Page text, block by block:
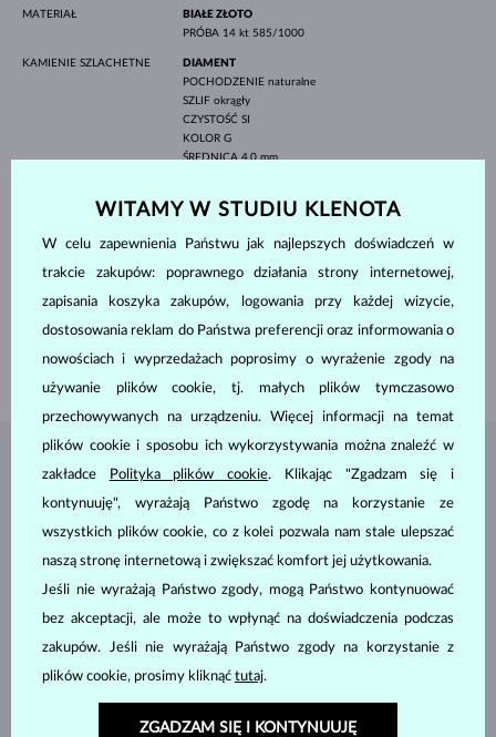
MATERIAŁ
BIAŁE ZŁOTO
PRÓBA 14 kt 585/1000
KAMIENIE SZLACHETNE
DIAMENT
POCHODZENIE naturalne
SZLIF okrągły
CZYSTOŚĆ SI
KOLOR G
ŚREDNICA 4.0 mm
POCHODZENIEnaturalne
CZYSTOŚĆ SI
KOLORG
WAGA 0.144 ct
SZEROKOŚĆ 1.70 mm
BIŻUTERIA Z ATELIER KLENOTA
WITAMY W STUDIU KLENOTA
W celu zapewnienia Państwu jak najlepszych doświadczeń w
trakcie zakupów: poprawnego działania strony internetowej,
zapisania koszyka zakupów, logowania przy każdej wizycie,
dostosowania reklam do Państwa preferencji oraz informowania o
nowościach i wyprzedażach poprosimy o wyrażenie zgody na
używanie plików cookie, tj. małych plików tymczasowo
przechowywanych na urządzeniu. Więcej informacji na temat
plików cookie i sposobu ich wykorzystywania można znaleźć w
zakładce
Polityka plików cookie. Klikając "Zgadzam się i
kontynuuję", wyrażają Państwo zgodę na korzystanie ze
wszystkich plików cookie, co z kolei pozwala nam stale ulepszać
naszą stronę internetową i zwiększać komfort jej użytkowania.
Jeśli nie wyrażają Państwo zgody, mogą Państwo kontynuować
bez akceptacji, ale może to wpłynąć na doświadczenia podczas
zakupów. Jeśli nie wyrażają Państwo zgody na korzystanie z
plików cookie, prosimy kliknąć tutaj.
ZGADZAM SIĘ I KONTYNUUJĘ